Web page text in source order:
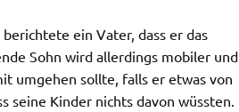
ein Vater, dass er das
Sohn wird allerdings mobiler und
umgehen sollte, falls er etwas von
seine Kinder nichts davon wüssten.